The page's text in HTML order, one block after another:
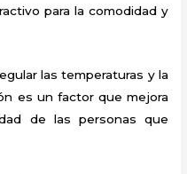
para la comodidad y
las temperaturas y la
es un factor que mejora
de las personas que